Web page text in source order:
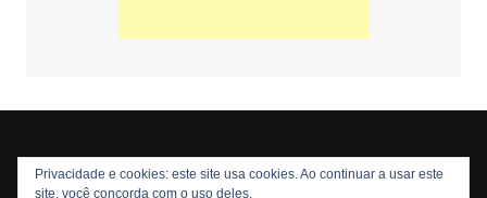
Copyright © 2026 Nós Nerds. Todos os direitos reservados
Privacidade e cookies: este site usa cookies. Ao continuar a usar este
site, você concorda com o uso deles.